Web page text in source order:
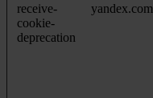
receive-
cookie-
deprecation
yandex.com